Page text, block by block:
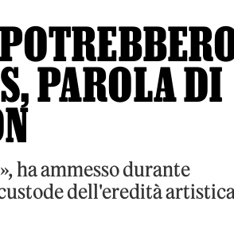
PAROLA DI
ha ammesso durante
dell'eredità